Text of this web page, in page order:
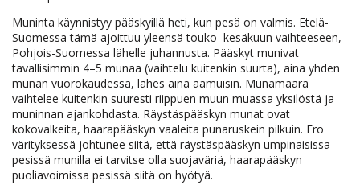
Muninta käynnistyy pääskyillä heti, kun pesä on valmis. Etelä-
Suomessa tämä ajoittuu yleensä touko–kesäkuun vaihteeseen,
Pohjois-Suomessa lähelle juhannusta. Pääskyt munivat
tavallisimmin 4–5 munaa (vaihtelu kuitenkin suurta), aina yhden
munan vuorokaudessa, lähes aina aamuisin. Munamäärä
vaihtelee kuitenkin suuresti riippuen muun muassa yksilöstä ja
muninnan ajankohdasta. Räystäspääskyn munat ovat
kokovalkeita, haarapääskyn vaaleita punaruskein pilkuin. Ero
värityksessä johtunee siitä, että räystäspääskyn umpinaisissa
pesissä munilla ei tarvitse olla suojaväriä, haarapääskyn
puoliavoimissa pesissä siitä on hyötyä.